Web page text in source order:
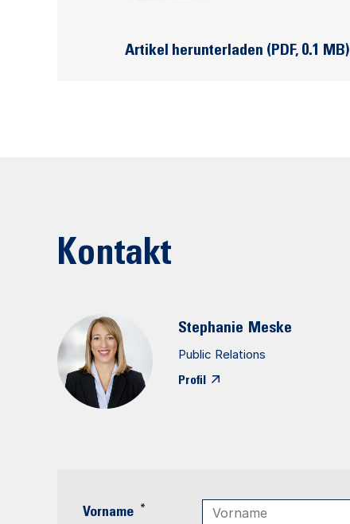
Artikel herunterladen (PDF, 0.1 MB)
Kontakt
Stephanie Meske
Public Relations
Profil
Vorname *